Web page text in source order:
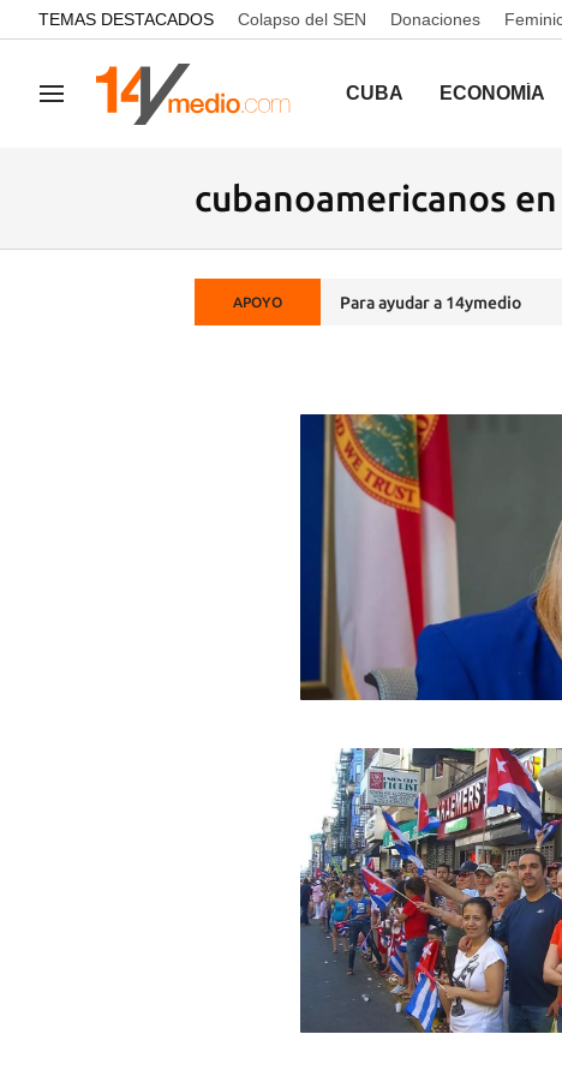
common.go-to-content
TEMAS DESTACADOS Colapso del SEN Donaciones
Navegación CUBA ECONOMÍA
cubanoamericanos
APOYO Para ayudar a 14ymedio